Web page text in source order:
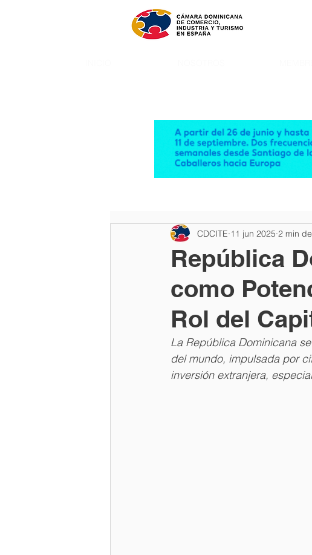
República
como
Rol del
CDCITE 11 jun 2025 2 min
La República Dominicana
del mundo, impulsada por
inversión extranjera,